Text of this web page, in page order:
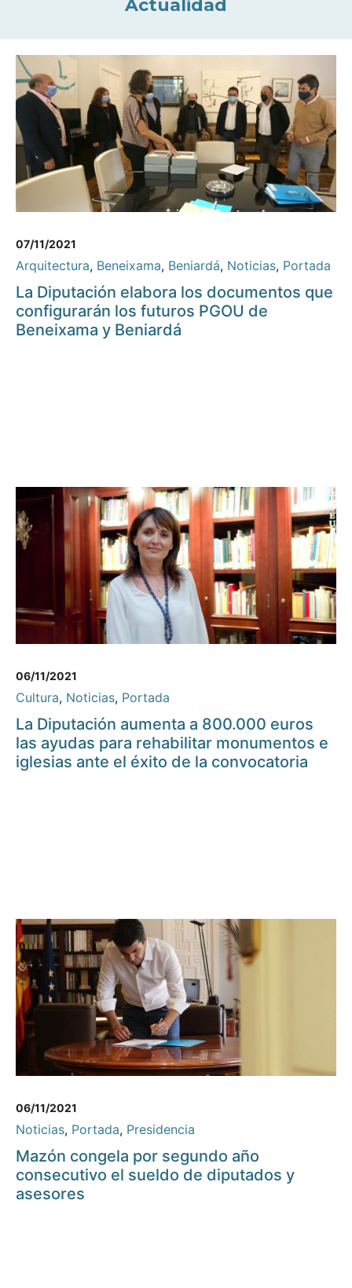
Actualidad
07/11/2021
Arquitectura, Beneixama, Beniardá, Noticias, Portada
La Diputación elabora los documentos que
configurarán los futuros PGOU de
Beneixama y Beniardá
06/11/2021
Cultura, Noticias, Portada
La Diputación aumenta a 800.000 euros
las ayudas para rehabilitar monumentos e
iglesias ante el éxito de la convocatoria
06/11/2021
Noticias, Portada, Presidencia
Mazón congela por segundo año
consecutivo el sueldo de diputados y
asesores